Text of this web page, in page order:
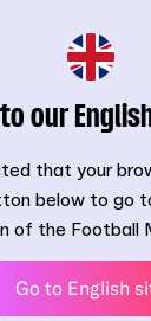
du hier keine
FAQ lesen
our
that your
below to go
of the Football
Go to English